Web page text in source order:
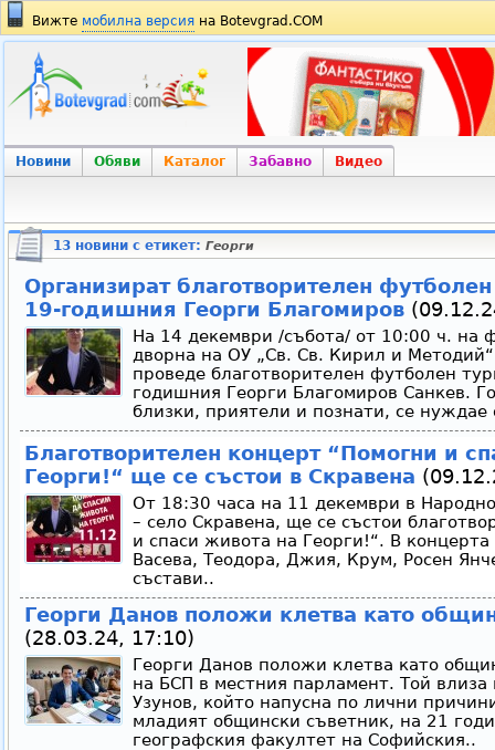
Вижте мобилна версия на Botevgrad.COM
Новини Обяви Каталог Забавно Видео
13 новини с етикет: Георги
Организират благотворителен
19-годишния Георги Благомиров
На 14 декември /събота/ от 10:00 ч. на
дворна на ОУ „Св. Св. Кирил и
проведе благотворителен футболен
годишния Георги Благомиров Санкев.
близки, приятели и познати, се
Благотворителен концерт “Помогни и
Георги!“ ще се състои в Скравена
От 18:30 часа на 11 декември в
– село Скравена, ще се състои
и спаси живота на Георги!“. В
Васева, Теодора, Джия, Крум, Росен
състави..
Георги Данов положи клетва като
(28.03.24, 17:10)
Георги Данов положи клетва като
на БСП в местния парламент. Той
Узунов, който напусна по лични
младият общински съветник, на 21
географския факултет на Софийския..